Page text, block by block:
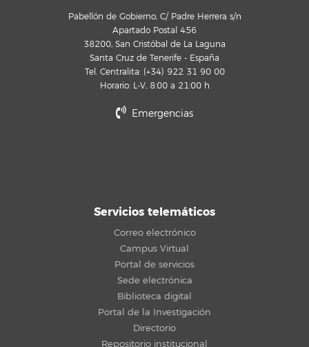
Pabellón de Gobierno, C/ Padre Herrera s/n
Apartado Postal 456
38200, San Cristóbal de La Laguna
Santa Cruz de Tenerife - España
Tel. Centralita: (+34) 922 31 90 00
Horario: L-V, 8:00 a 21:00 h
Emergencias
Servicios telemáticos
Correo electrónico
Campus Virtual
Portal de servicios
Sede electrónica
Biblioteca digital
Portal de la Investigación
Directorio
Repositorio institucional